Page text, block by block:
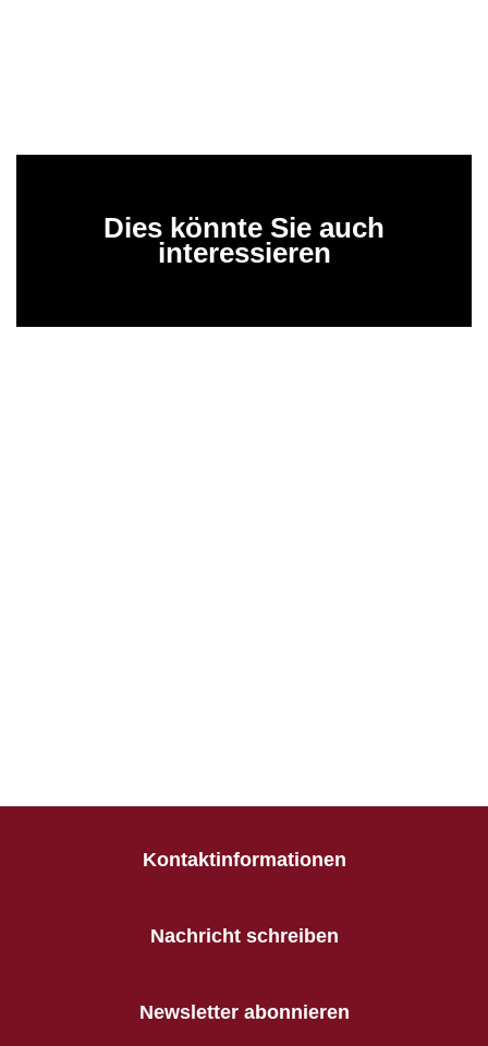
Dies könnte Sie auch
interessieren
Kontaktinformationen
Nachricht schreiben
Newsletter abonnieren